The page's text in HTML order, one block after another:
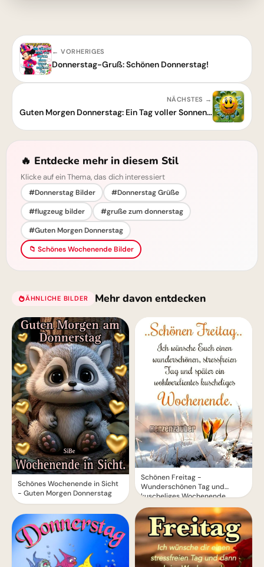
← VORHERIGES
Donnerstag-Gruß: Schönen Donnerstag!
NÄCHSTES →
Guten Morgen Donnerstag: Ein Tag voller Sonnenschein!
🔥 Entdecke mehr in diesem Stil
Klicke auf ein Thema, das dich interessiert
#Donnerstag Bilder
#Donnerstag Grüße
#flugzeug bilder
#gruße zum donnerstag
#Guten Morgen Donnerstag
📁 Schönes Wochenende Bilder
ÄHNLICHE BILDER Mehr davon entdecken
Schönes Wochenende in Sicht
- Guten Morgen Donnerstag
Schönen Freitag -
Wunderschönen Tag und
kuscheliges Wochenende